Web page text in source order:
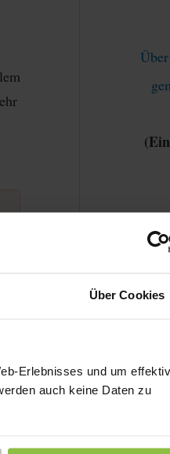
Über Cookies
Erlebnisses und um
auch keine Daten zu